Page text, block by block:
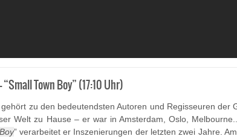
“Small Town Boy” (17:10 Uhr)
zu den bedeutendsten Autoren und Regisseuren der
Welt zu Hause – er war in Amsterdam, Oslo,
” verarbeitet er Inszenierungen der letzten zwei Jahre.